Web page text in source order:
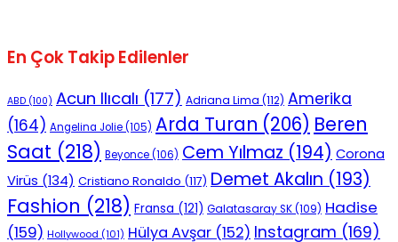
En Çok Takip Edilenler
ABD (100) Acun Ilıcalı (177) Adriana Lima (112) Amerika
(164) Angelina Jolie(105) Arda Turan (206) Beren
Saat (218) Beyonce(106) Cem Yılmaz (194) Corona
Virüs (134) Cristiano Ronaldo (117) Demet Akalın (193)
Fashion (218) Fransa (121) Galatasaray SK(109) Hadise
(159) Hollywood (101) Hülya Avşar (152) Instagram (169)